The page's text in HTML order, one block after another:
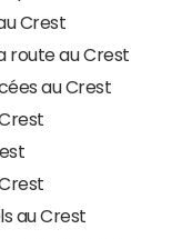
Crest
route au Crest
au Crest
au Crest